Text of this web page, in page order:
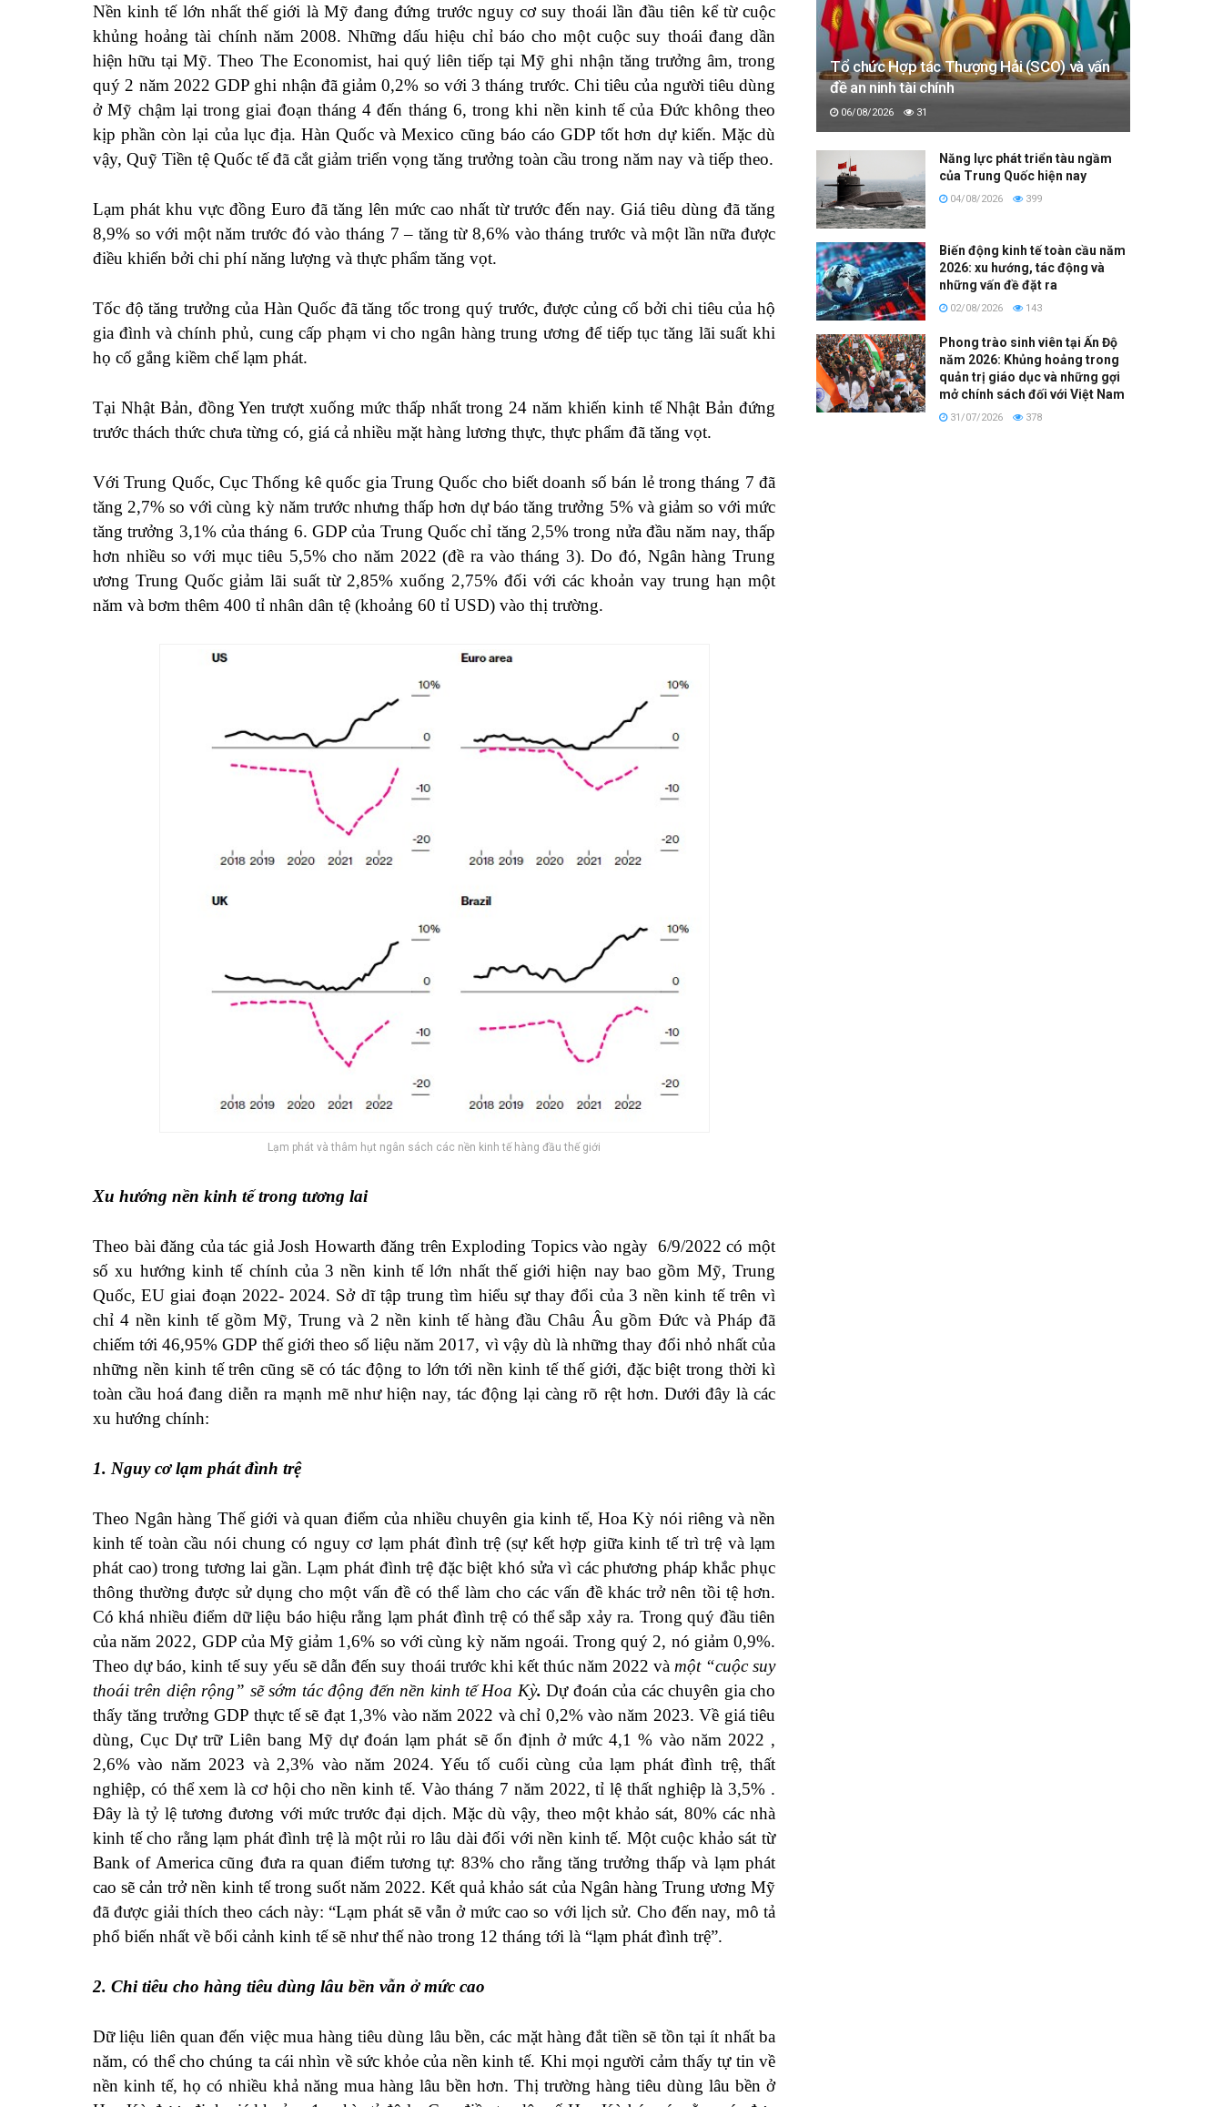
Nền kinh tế lớn nhất thế giới là Mỹ đang đứng trước nguy cơ suy thoái lần đầu tiên kể từ cuộc
khủng hoảng tài chính năm 2008. Những dấu hiệu chỉ báo cho một cuộc suy thoái đang dần
hiện hữu tại Mỹ. Theo The Economist, hai quý liên tiếp tại Mỹ ghi nhận tăng trưởng âm, trong
quý 2 năm 2022 GDP ghi nhận đã giảm 0,2% so với 3 tháng trước. Chi tiêu của người tiêu dùng
ở Mỹ chậm lại trong giai đoạn tháng 4 đến tháng 6, trong khi nền kinh tế của Đức không theo
kịp phần còn lại của lục địa. Hàn Quốc và Mexico cũng báo cáo GDP tốt hơn dự kiến. Mặc dù
vậy, Quỹ Tiền tệ Quốc tế đã cắt giảm triển vọng tăng trưởng toàn cầu trong năm nay và tiếp theo.
Lạm phát khu vực đồng Euro đã tăng lên mức cao nhất từ trước đến nay. Giá tiêu dùng đã tăng
8,9% so với một năm trước đó vào tháng 7 – tăng từ 8,6% vào tháng trước và một lần nữa được
điều khiển bởi chi phí năng lượng và thực phẩm tăng vọt.
Tốc độ tăng trưởng của Hàn Quốc đã tăng tốc trong quý trước, được củng cố bởi chi tiêu của hộ
gia đình và chính phủ, cung cấp phạm vi cho ngân hàng trung ương để tiếp tục tăng lãi suất khi
họ cố gắng kiềm chế lạm phát.
Tại Nhật Bản, đồng Yen trượt xuống mức thấp nhất trong 24 năm khiến kinh tế Nhật Bản đứng
trước thách thức chưa từng có, giá cả nhiều mặt hàng lương thực, thực phẩm đã tăng vọt.
Với Trung Quốc, Cục Thống kê quốc gia Trung Quốc cho biết doanh số bán lẻ trong tháng 7 đã
tăng 2,7% so với cùng kỳ năm trước nhưng thấp hơn dự báo tăng trưởng 5% và giảm so với mức
tăng trưởng 3,1% của tháng 6. GDP của Trung Quốc chỉ tăng 2,5% trong nửa đầu năm nay, thấp
hơn nhiều so với mục tiêu 5,5% cho năm 2022 (đề ra vào tháng 3). Do đó, Ngân hàng Trung
ương Trung Quốc giảm lãi suất từ 2,85% xuống 2,75% đối với các khoản vay trung hạn một
năm và bơm thêm 400 tỉ nhân dân tệ (khoảng 60 tỉ USD) vào thị trường.
Lạm phát và thâm hụt ngân sách các nền kinh tế hàng đầu thế giới
Xu hướng nền kinh tế trong tương lai
Theo bài đăng của tác giả Josh Howarth đăng trên Exploding Topics vào ngày 6/9/2022 có một
số xu hướng kinh tế chính của 3 nền kinh tế lớn nhất thế giới hiện nay bao gồm Mỹ, Trung
Quốc, EU giai đoạn 2022- 2024. Sở dĩ tập trung tìm hiểu sự thay đổi của 3 nền kinh tế trên vì
chỉ 4 nền kinh tế gồm Mỹ, Trung và 2 nền kinh tế hàng đầu Châu Âu gồm Đức và Pháp đã
chiếm tới 46,95% GDP thế giới theo số liệu năm 2017, vì vậy dù là những thay đổi nhỏ nhất của
những nền kinh tế trên cũng sẽ có tác động to lớn tới nền kinh tế thế giới, đặc biệt trong thời kì
toàn cầu hoá đang diễn ra mạnh mẽ như hiện nay, tác động lại càng rõ rệt hơn. Dưới đây là các
xu hướng chính:
1. Nguy cơ lạm phát đình trệ
Theo Ngân hàng Thế giới và quan điểm của nhiều chuyên gia kinh tế, Hoa Kỳ nói riêng và nền
kinh tế toàn cầu nói chung có nguy cơ lạm phát đình trệ (sự kết hợp giữa kinh tế trì trệ và lạm
phát cao) trong tương lai gần. Lạm phát đình trệ đặc biệt khó sửa vì các phương pháp khắc phục
thông thường được sử dụng cho một vấn đề có thể làm cho các vấn đề khác trở nên tồi tệ hơn.
Có khá nhiều điểm dữ liệu báo hiệu rằng lạm phát đình trệ có thể sắp xảy ra. Trong quý đầu tiên
của năm 2022, GDP của Mỹ giảm 1,6% so với cùng kỳ năm ngoái. Trong quý 2, nó giảm 0,9%.
Theo dự báo, kinh tế suy yếu sẽ dẫn đến suy thoái trước khi kết thúc năm 2022 và một “cuộc suy
thoái trên diện rộng” sẽ sớm tác động đến nền kinh tế Hoa Kỳ. Dự đoán của các chuyên gia cho
thấy tăng trưởng GDP thực tế sẽ đạt 1,3% vào năm 2022 và chỉ 0,2% vào năm 2023. Về giá tiêu
dùng, Cục Dự trữ Liên bang Mỹ dự đoán lạm phát sẽ ổn định ở mức 4,1 % vào năm 2022 ,
2,6% vào năm 2023 và 2,3% vào năm 2024. Yếu tố cuối cùng của lạm phát đình trệ, thất
nghiệp, có thể xem là cơ hội cho nền kinh tế. Vào tháng 7 năm 2022, tỉ lệ thất nghiệp là 3,5% .
Đây là tỷ lệ tương đương với mức trước đại dịch. Mặc dù vậy, theo một khảo sát, 80% các nhà
kinh tế cho rằng lạm phát đình trệ là một rủi ro lâu dài đối với nền kinh tế. Một cuộc khảo sát từ
Bank of America cũng đưa ra quan điểm tương tự: 83% cho rằng tăng trưởng thấp và lạm phát
cao sẽ cản trở nền kinh tế trong suốt năm 2022. Kết quả khảo sát của Ngân hàng Trung ương Mỹ
đã được giải thích theo cách này: “Lạm phát sẽ vẫn ở mức cao so với lịch sử. Cho đến nay, mô tả
phổ biến nhất về bối cảnh kinh tế sẽ như thế nào trong 12 tháng tới là “lạm phát đình trệ”.
2. Chi tiêu cho hàng tiêu dùng lâu bền vẫn ở mức cao
Dữ liệu liên quan đến việc mua hàng tiêu dùng lâu bền, các mặt hàng đắt tiền sẽ tồn tại ít nhất ba
năm, có thể cho chúng ta cái nhìn về sức khỏe của nền kinh tế. Khi mọi người cảm thấy tự tin về
nền kinh tế, họ có nhiều khả năng mua hàng lâu bền hơn. Thị trường hàng tiêu dùng lâu bền ở
Tổ chức Hợp tác Thượng Hải (SCO) và vấn
đề an ninh tài chính
06/08/2026 31
Năng lực phát triển tàu ngầm
của Trung Quốc hiện nay
04/08/2026 399
Biến động kinh tế toàn cầu năm
2026: xu hướng, tác động và
những vấn đề đặt ra
02/08/2026 143
Phong trào sinh viên tại Ấn Độ
năm 2026: Khủng hoảng trong
quản trị giáo dục và những gợi
mở chính sách đối với Việt Nam
31/07/2026 378